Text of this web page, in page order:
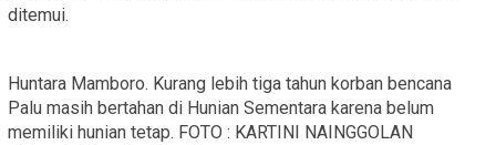
ditemui.
Huntara Mamboro. Kurang lebih tiga tahun korban bencana
Palu masih bertahan di Hunian Sementara karena belum
memiliki hunian tetap. FOTO : KARTINI NAINGGOLAN